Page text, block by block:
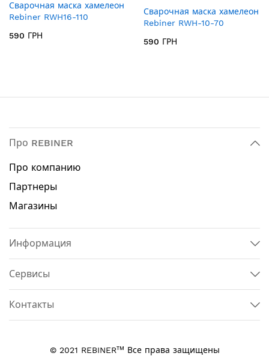
Сварочная маска хамелеон
Rebiner RWH16-110
590 ГРН
Сварочная маска хамелеон
Rebiner RWH-10-70
590 ГРН
Про REBINER
Про компанию
Партнеры
Магазины
Информация
Сервисы
Контакты
© 2021 REBINERтм Все права защищены